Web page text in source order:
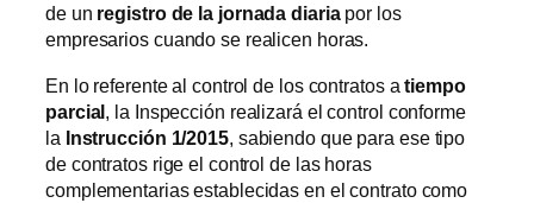
de un registro de la jornada diariapor los
empresarios cuando se realicen horas.
En lo referente al control de los contratos atiempo
parcial, la Inspección realizará el control conforme
la Instrucción 1/2015, sabiendo que para ese tipo
de contratos rige el control de las horas
complementarias establecidas en el contrato como